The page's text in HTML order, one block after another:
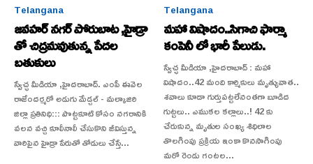
Telangana
జవహర్ నగర్ పోరుబాట ,హైడ్రా
తో చిద్రమవుతున్న పేదల
బతుకులు
స్వేచ్ఛ మీడియా ,హైదరాబాద్. ఎంపీ ఈవెల
రాజేందర్మరో అడుగు మేడ్చల్ - మల్కాజిరి
జిల్లా ప్రతినిధి::: పొట్టకూటి కోసం నగరానికి
వలన వచ్చి కూలీనాలీ చేసుకొని జీవిస్తున్న
వారిపైన హైడ్రా పేరుతో తోడులు చేస్తే...
Telangana
మహా విషాదం..సిగాచి ఫార్మా
కంపెనీ లో భారీ పేలుడు.
స్వేచ్ఛ మీడియా ,హైదరాబాద్ : మహా
విషాదం..42 మంది కార్మికులు మృత్యువాత..
శవాలు కూడా గుర్తుపట్టలేనంతగా బూడిద
గుట్టలు.. ఎముకల కల్లాలు..! 42 కు
చేరుకున్న మృతుల సంఖ్య శిధిలాల
తొలగింపు ప్రక్రియ ఇంకా కొనసాగింపు
మరో రెండు గంటల...